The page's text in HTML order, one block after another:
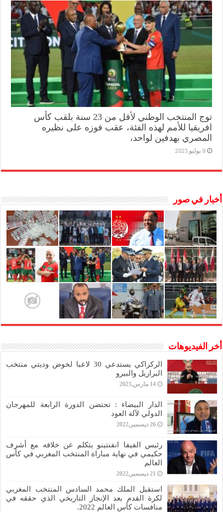
توج المنتخب الوطني لأقل من 23 سنة بلقب كأس
افريقيا للأمم لهذه الفئة، عقب فوزه على نظيره
المصري بهدفين لواحد،
9 يوليو,2023
أخبار في صور
أخر الفيديوهات
الركراكي يستدعي 30 لاعبا لخوض وديتي منتخب
البرازيل والبيرو
14 مارس,2023
الدار البيضاء : تحتضن الدورة الرابعة للمهرجان
الدولي لآلة العود
26 ديسمبر,2022
رئيس الفيفا انفنتينو يتكلم عن خلافه مع أشرف
حكيمي في نهاية مباراة المنتخب المغربي في كأس
العالم
21 ديسمبر,2022
استقبل الملك محمد السادس المنتخب المغربي
لكرة القدم بعد الإنجاز التاريخي الذي حققه في
منافسات كأس العالم 2022.